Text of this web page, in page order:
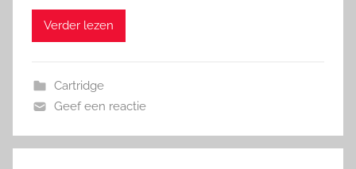
Verder lezen
Cartridge
Geef een reactie